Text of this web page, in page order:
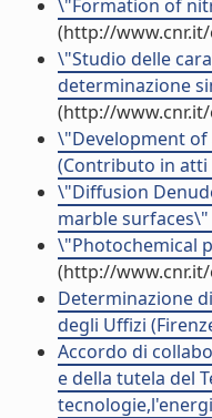
\"Formation of
(http://
\"Studio delle
determinazione
(http://
\"Development
(Contributo in atti
\"Diffusion
marble
\"Photochemical
(http://
Determinazione
degli Uffizi
Accordo di
e della tutela del